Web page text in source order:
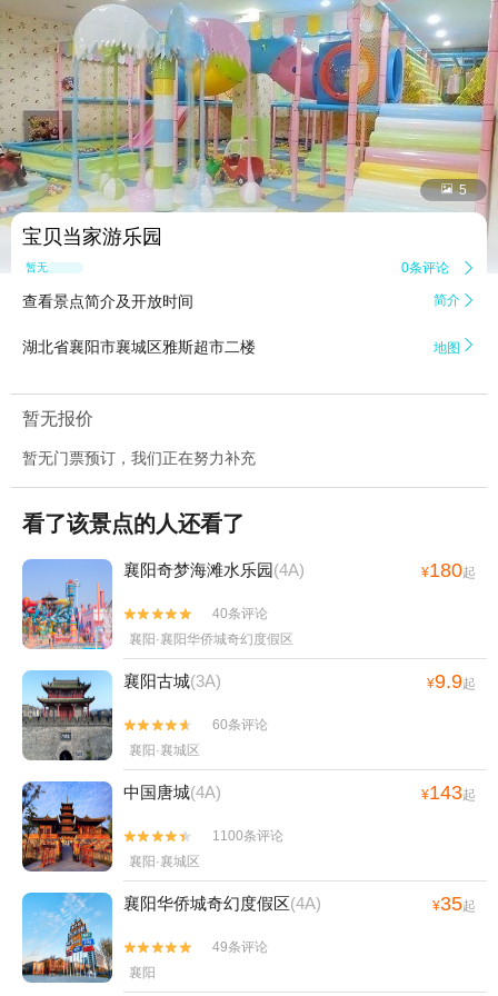
 5
宝贝当家游乐园
暂无点评 0条评论 
查看景点简介及开放时间 简介 
湖北省襄阳市襄城区雅斯超市二楼 地图 
暂无报价
暂无门票预订，我们正在努力补充
看了该景点的人还看了
襄阳奇梦海滩水乐园(4A) ¥180起


40条评论
襄阳·襄阳华侨城奇幻度假区
襄阳古城(3A) ¥9.9起


60条评论
襄阳·襄城区
中国唐城(4A) ¥143起


1100条评论
襄阳·襄城区
襄阳华侨城奇幻度假区(4A) ¥35起


49条评论
襄阳
